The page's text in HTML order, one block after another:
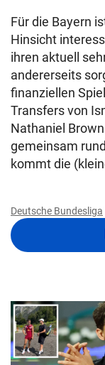
Für die Bayern
Hinsicht
ihren aktuell
andererseits
finanziellen
Transfers von
Nathaniel
gemeinsam
kommt die
Deutsche Bundesliga